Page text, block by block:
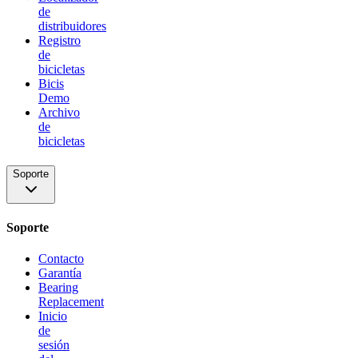
de
distribuidores
Registro
de
bicicletas
Bicis
Demo
Archivo
de
bicicletas
Soporte
Soporte
Contacto
Garantía
Bearing
Replacement
Inicio
de
sesión